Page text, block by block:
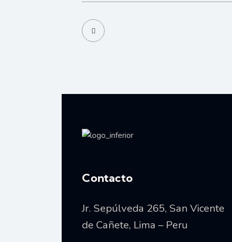
Contacto
Jr. Sepúlveda 265, San Vicente
de Cañete, Lima – Peru